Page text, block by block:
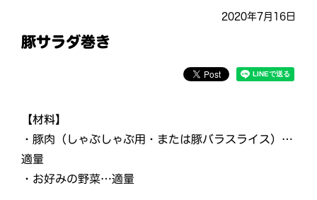
2020年7月16日
豚サラダ巻き
【材料】
・豚肉（しゃぶしゃぶ用・または豚バラスライス）…
適量
・お好みの野菜…適量